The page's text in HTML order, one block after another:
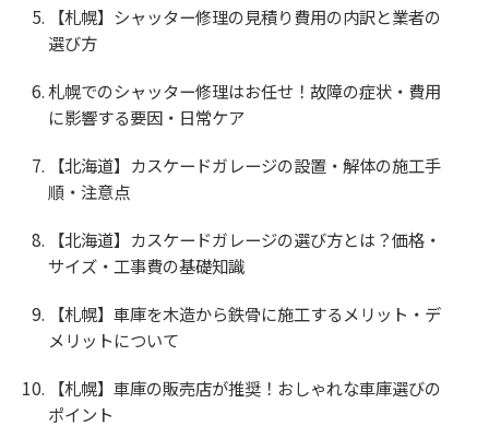
【札幌】シャッター修理の見積り費用の内訳と業者の
選び方
札幌でのシャッター修理はお任せ！故障の症状・費用
に影響する要因・日常ケア
【北海道】カスケードガレージの設置・解体の施工手
順・注意点
【北海道】カスケードガレージの選び方とは？価格・
サイズ・工事費の基礎知識
【札幌】車庫を木造から鉄骨に施工するメリット・デ
メリットについて
【札幌】車庫の販売店が推奨！おしゃれな車庫選びの
ポイント